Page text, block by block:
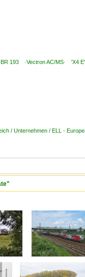
BR 193 ·Vectron AC/MS· 'X4
/ Unternehmen / ELL -